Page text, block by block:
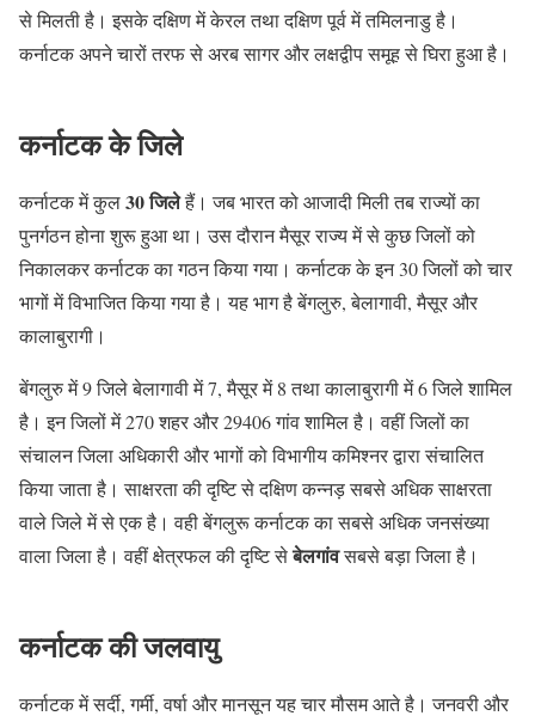
से मिलती है। इसके दक्षिण में केरल तथा दक्षिण पूर्व में तमिलनाडु है।
कर्नाटक अपने चारों तरफ से अरब सागर और लक्षद्वीप समूह से घिरा हुआ है।
कर्नाटक के जिले
कर्नाटक में कुल30 जिलेहैं। जब भारत को आजादी मिली तब राज्यों का
पुनर्गठन होना शुरू हुआ था। उस दौरान मैसूर राज्य में से कुछ जिलों को
निकालकर कर्नाटक का गठन किया गया। कर्नाटक के इन 30 जिलों को चार
भागों में विभाजित किया गया है। यह भाग है बेंगलुरु, बेलागावी, मैसूर और
कालाबुरागी।
बेंगलुरु में 9 जिले बेलागावी में 7, मैसूर में 8 तथा कालाबुरागी में 6 जिले शामिल
है। इन जिलों में 270 शहर और 29406 गांव शामिल है। वहीं जिलों का
संचालन जिला अधिकारी और भागों को विभागीय कमिश्नर द्वारा संचालित
किया जाता है। साक्षरता की दृष्टि से दक्षिण कन्नड़ सबसे अधिक साक्षरता
वाले जिले में से एक है। वही बेंगलुरू कर्नाटक का सबसे अधिक जनसंख्या
वाला जिला है। वहीं क्षेत्रफल की दृष्टि सेबेलगांवसबसे बड़ा जिला है।
कर्नाटक की जलवायु
कर्नाटक में सर्दी, गर्मी, वर्षा और मानसून यह चार मौसम आते है। जनवरी और